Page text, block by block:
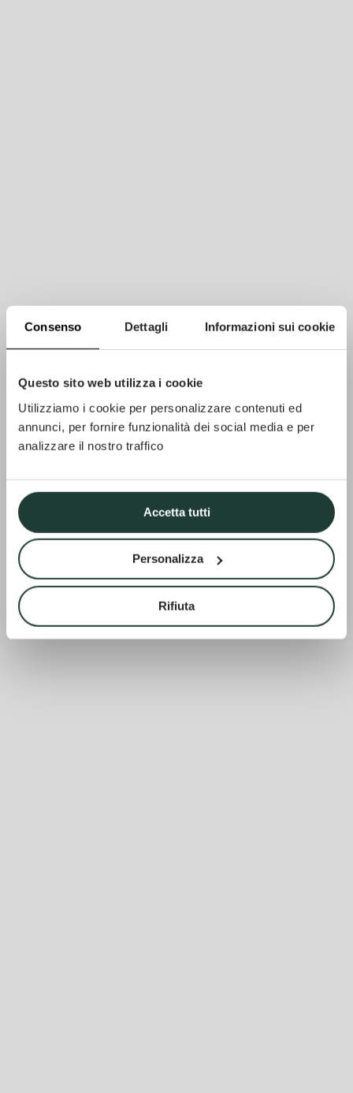
Consenso Dettagli Informazioni sui cookie
Questo sito web utilizza i cookie
Utilizziamo i cookie per personalizzare contenuti ed
annunci, per fornire funzionalità dei social media e per
analizzare il nostro traffico
Accetta tutti
Personalizza
Rifiuta